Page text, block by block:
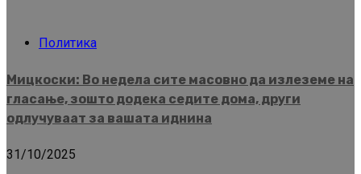
Политика
Мицкоски: Во недела сите масовно да излеземе на
гласање, зошто додека седите дома, други
одлучуваат за вашата иднина
31/10/2025